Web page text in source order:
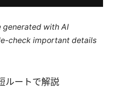
with AI
check important details
ルートで解説